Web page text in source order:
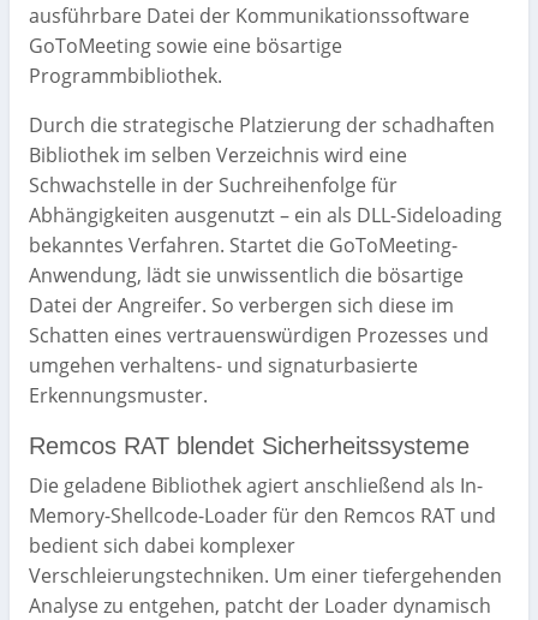
ausführbare Datei der Kommunikationssoftware
GoToMeeting sowie eine bösartige
Programmbibliothek.
Durch die strategische Platzierung der schadhaften
Bibliothek im selben Verzeichnis wird eine
Schwachstelle in der Suchreihenfolge für
Abhängigkeiten ausgenutzt – ein als DLL-Sideloading
bekanntes Verfahren. Startet die GoToMeeting-
Anwendung, lädt sie unwissentlich die bösartige
Datei der Angreifer. So verbergen sich diese im
Schatten eines vertrauenswürdigen Prozesses und
umgehen verhaltens- und signaturbasierte
Erkennungsmuster.
Remcos RAT blendet Sicherheitssysteme
Die geladene Bibliothek agiert anschließend als In-
Memory-Shellcode-Loader für den Remcos RAT und
bedient sich dabei komplexer
Verschleierungstechniken. Um einer tiefergehenden
Analyse zu entgehen, patcht der Loader dynamisch